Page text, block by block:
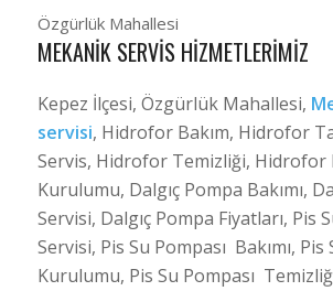
Özgürlük Mahallesi
MEKANIK SERVIS HIZMETLERIMIZ
Kepez İlçesi, Özgürlük Mahallesi,
servisi, Hidrofor Bakım, Hidrofor
Servis, Hidrofor Temizliği, Hidrofor
Kurulumu, Dalgıç Pompa Bakımı,
Servisi, Dalgıç Pompa Fiyatları, Pis
Servisi, Pis Su Pompası Bakımı, Pis
Kurulumu, Pis Su Pompası